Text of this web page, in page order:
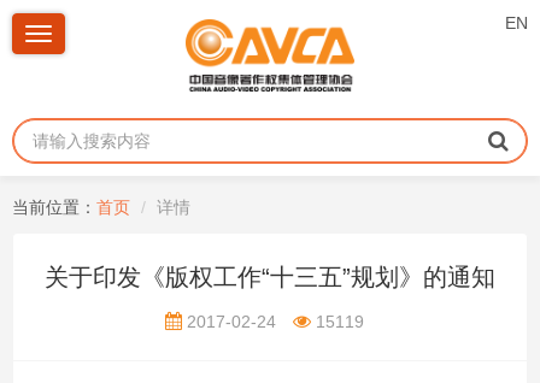
EN
Toggle
当前位置： 首页 详情
关于印发《版权工作“十三五”规划》的通知
2017-02-24 15119